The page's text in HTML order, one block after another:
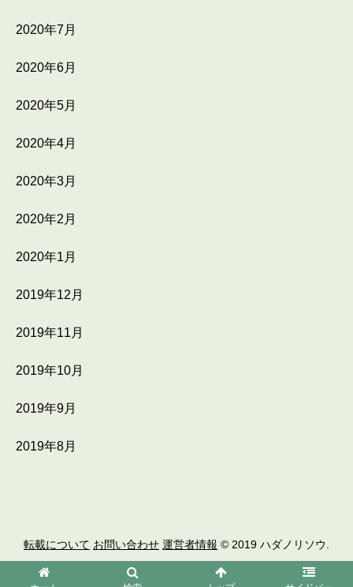
2020年7月
2020年6月
2020年5月
2020年4月
2020年3月
2020年2月
2020年1月
2019年12月
2019年11月
2019年10月
2019年9月
2019年8月
転載について お問い合わせ 運営者情報 © 2019 ハダノリソウ.